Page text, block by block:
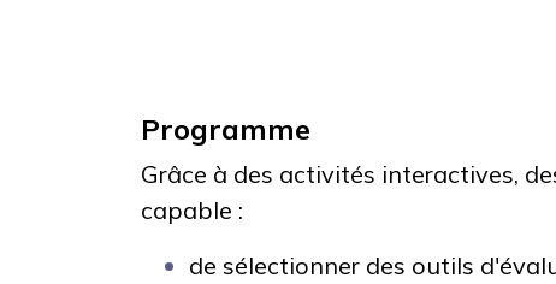
Programme
Grâce à des activités interactives,
capable :
de sélectionner des outils